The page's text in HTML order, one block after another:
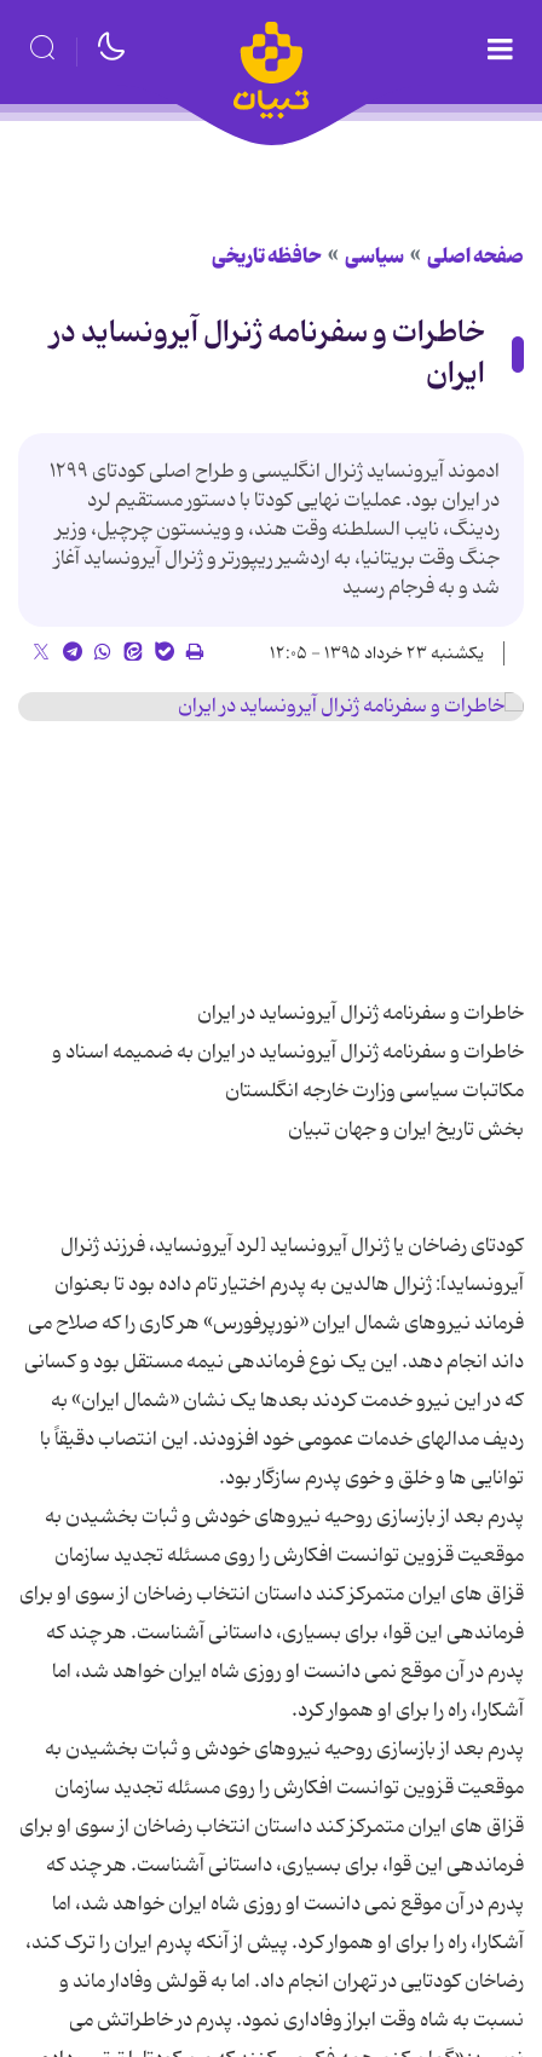
صفحه اصلی سیاسی حافظه تاریخی
خاطرات و سفرنامه ژنرال آیرونساید در
ایران
ادموند آیرونساید ژنرال انگلیسی و طراح اصلی کودتای ۱۲۹۹
در ایران بود. عملیات نهایی کودتا با دستور مستقیم لرد
ردینگ، نایب السلطنه وقت هند، و وینستون چرچیل، وزیر
جنگ وقت بریتانیا، به اردشیر ریپورتر و ژنرال آیرونساید آغاز
شد و به فرجام رسید
یکشنبه ۲۳ خرداد ۱۳۹۵ - ۱۲:۰۵
خاطرات و سفرنامه ژنرال آیرونساید در ایران به ضمیمه اسناد و
کودتای رضاخان یا ژنرال آیرونساید [لرد آیرونساید، فرزند ژنرال
آیرونساید]: ژنرال هالدین به پدرم اختیار تام داده بود تا بعنوان
فرماند نیروهای شمال ایران «نورپرفورس» هر کاری را که صلاح می
داند انجام دهد. این یک نوع فرماندهی نیمه مستقل بود و کسانی
که در این نیرو خدمت کردند بعدها یک نشان «شمال ایران» به
ردیف مدالهای خدمات عمومی خود افزودند. این انتصاب دقیقاً با
پدرم بعد از بازسازی روحیه نیروهای خودش و ثبات بخشیدن به
موقعیت قزوین توانست افکارش را روی مسئله تجدید سازمان
قزاق های ایران متمرکز کند داستان انتخاب رضاخان از سوی او برای
فرماندهی این قوا، برای بسیاری، داستانی آشناست. هر چند که
پدرم در آن موقع نمی دانست او روزی شاه ایران خواهد شد، اما
پدرم بعد از بازسازی روحیه نیروهای خودش و ثبات بخشیدن به
موقعیت قزوین توانست افکارش را روی مسئله تجدید سازمان
قزاق های ایران متمرکز کند داستان انتخاب رضاخان از سوی او برای
فرماندهی این قوا، برای بسیاری، داستانی آشناست. هر چند که
پدرم در آن موقع نمی دانست او روزی شاه ایران خواهد شد، اما
آشکارا، راه را برای او هموار کرد. پیش از آنکه پدرم ایران را ترک کند،
رضاخان کودتایی در تهران انجام داد. اما به قولش وفادار ماند و
نسبت به شاه وقت ابراز وفاداری نمود. پدرم در خاطراتش می